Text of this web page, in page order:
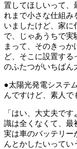
置してほしいって、
れまで小さな仕組み
いましたけど、家に
で、じゃあうちで実
まって、そのきっ
ど、そこに設置する
のふたつがいちばん
●太陽光発電システ
んですけど、素人で
「はい、大丈夫で
識は全くなくて、最
実は車のバッテリー
んとかしたいってい